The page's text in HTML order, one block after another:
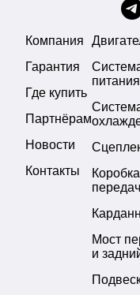
Компания
Гарантия
Где купить
Партнёрам
Новости
Контакты
питания
Коробка
передач
Мост
и